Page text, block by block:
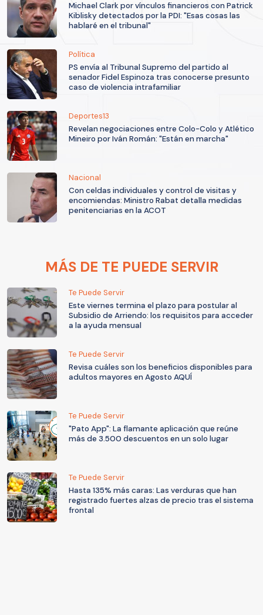
Michael Clark por vínculos financieros con Patrick
Kiblisky detectados por la PDI: "Esas cosas las
hablaré en el tribunal"
Política
PS envía al Tribunal Supremo del partido al
senador Fidel Espinoza tras conocerse presunto
caso de violencia intrafamiliar
Deportes13
Revelan negociaciones entre Colo-Colo y Atlético
Mineiro por Iván Román: "Están en marcha"
Nacional
Con celdas individuales y control de visitas y
encomiendas: Ministro Rabat detalla medidas
penitenciarias en la ACOT
MÁS DE TE PUEDE SERVIR
Te Puede Servir
Este viernes termina el plazo para postular al
Subsidio de Arriendo: los requisitos para acceder
a la ayuda mensual
Te Puede Servir
Revisa cuáles son los beneficios disponibles para
adultos mayores en Agosto AQUÍ
Te Puede Servir
"Pato App": La flamante aplicación que reúne
más de 3.500 descuentos en un solo lugar
Te Puede Servir
Hasta 135% más caras: Las verduras que han
registrado fuertes alzas de precio tras el sistema
frontal